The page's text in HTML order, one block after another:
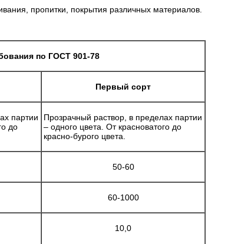
пропитки, покрытия различных материалов.
по ГОСТ 901-78
Первый сорт
партии
до
Прозрачный раствор, в пределах партии
– одного цвета. От красноватого до
красно-бурого цвета.
50-60
60-1000
10,0